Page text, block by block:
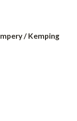
/ Kemping